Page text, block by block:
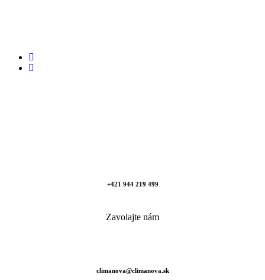
+421 944 219 499
Zavolajte nám
climanova@climanova.sk